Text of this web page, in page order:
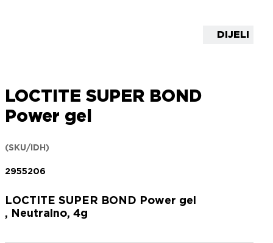
DIJELI
LOCTITE SUPER BOND
Power gel
(SKU/IDH)
2955206
LOCTITE SUPER BOND Power gel
, Neutralno, 4g